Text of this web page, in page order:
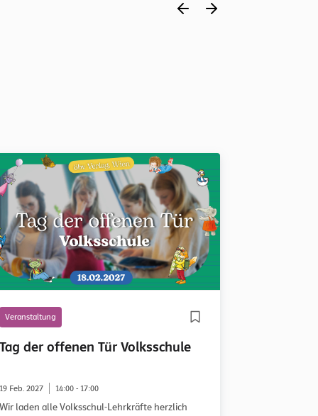
Veranstaltung
Tag der offenen Tür Volksschule
19 Feb. 2027 14:00 - 17:00
Wir laden alle Volksschul-Lehrkräfte herzlich